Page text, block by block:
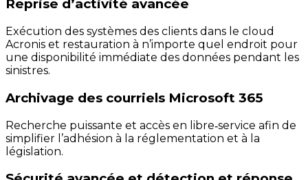
Reprise d’activité avancée
Exécution des systèmes des clients dans le cloud
Acronis et restauration à n’importe quel endroit pour
une disponibilité immédiate des données pendant les
sinistres.
Archivage des courriels Microsoft 365
Recherche puissante et accès en libre‑service afin de
simplifier l’adhésion à la réglementation et à la
législation.